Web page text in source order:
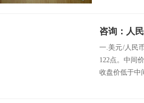
咨询：人
一.美元/人民
122点。中间
收盘价低于中